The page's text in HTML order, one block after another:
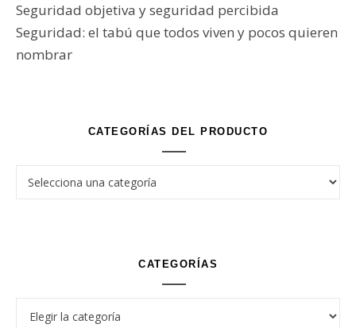
Seguridad objetiva y seguridad percibida
Seguridad: el tabú que todos viven y pocos quieren
nombrar
CATEGORÍAS DEL PRODUCTO
CATEGORÍAS
Categorías